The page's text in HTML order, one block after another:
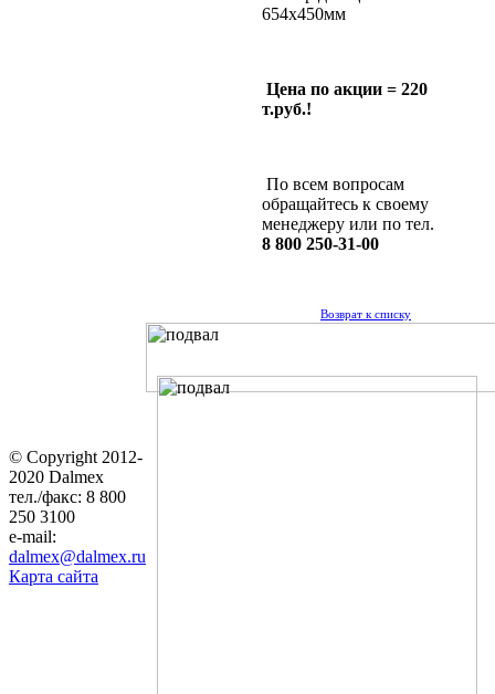
654х450мм
Цена по акции = 220
т.руб.!
По всем вопросам
обращайтесь к своему
менеджеру или по тел.
8 800 250-31-00
Возврат к списку
© Copyright 2012-
2020 Dalmex
тел./факс: 8 800
250 3100
e-mail:
dalmex@dalmex.ru
Карта сайта